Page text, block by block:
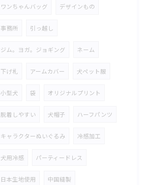
ワンちゃんバッグ デザインもの
事務所 引っ越し
ジム。ヨガ。ジョギング ネーム
下げ札 アームカバー 犬ペット服
小型犬 袋 オリジナルプリント
脱着しやすい 犬帽子 ハーフパンツ
キャラクターぬいぐるみ 冷感加工
犬用冷感 パーティードレス
日本生地使用 中国縫製